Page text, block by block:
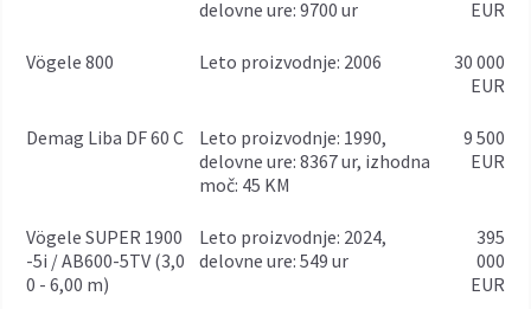
delovne ure: 9700 ur EUR
Vögele 800 leto proizvodnje: 2006
30 000
EUR
Demag Liba DF 60 C
leto proizvodnje: 1990,
delovne ure: 8367 ur, izhodna
moč: 45 KM
9 500
EUR
Vögele SUPER 1900
-5i / AB600-5TV (3,0
0 - 6,00 m)
leto proizvodnje: 2024,
delovne ure: 549 ur
395
000
EUR